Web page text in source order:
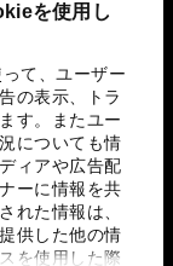
を使用し
て、ユーザー
の表示、トラ
す。またユー
についても情
ィアや広告配
ーに情報を共
れた情報は、
供した他の情
を使用した際